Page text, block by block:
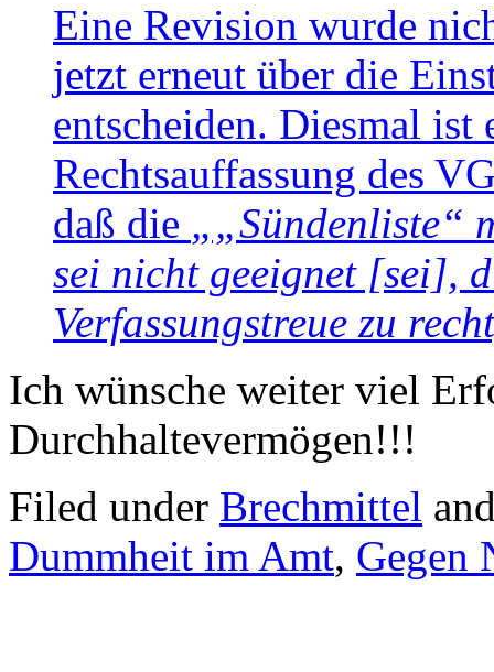
Eine Revision wurde
jetzt erneut über die
entscheiden. Diesmal ist
Rechtsauffassung des
daß die „„Sündenliste“
sei nicht geeignet [sei],
Verfassungstreue zu
Ich wünsche weiter viel
Durchhaltevermögen!!!
Filed under Brechmittel
Dummheit im Amt, Gegen